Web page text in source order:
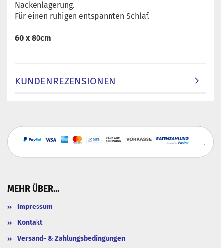
Nackenlagerung.
Für einen ruhigen entspannten Schlaf.
60 x 80cm
KUNDENREZENSIONEN
MEHR ÜBER...
Impressum
Kontakt
Versand- & Zahlungsbedingungen